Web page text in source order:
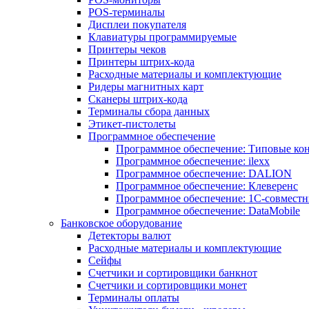
POS-терминалы
Дисплеи покупателя
Клавиатуры программируемые
Принтеры чеков
Принтеры штрих-кода
Расходные материалы и комплектующие
Ридеры магнитных карт
Сканеры штрих-кода
Терминалы сбора данных
Этикет-пистолеты
Программное обеспечение
Программное обеспечение: Типовые
Программное обеспечение: ilexx
Программное обеспечение: DALION
Программное обеспечение: Клеверенс
Программное обеспечение: 1С-
Программное обеспечение: DataMobile
Банковское оборудование
Детекторы валют
Расходные материалы и комплектующие
Сейфы
Счетчики и сортировщики банкнот
Счетчики и сортировщики монет
Терминалы оплаты